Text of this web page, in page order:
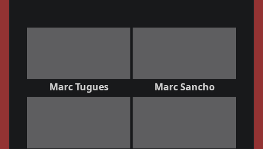
Marc Tugues Marc Sancho